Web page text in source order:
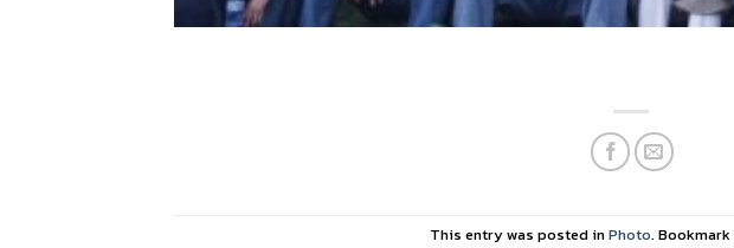
This entry was posted inPhoto.